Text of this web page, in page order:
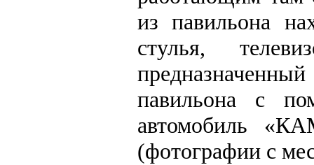
из павильона
стулья,
павильона с
автомобиль
(фотографии с